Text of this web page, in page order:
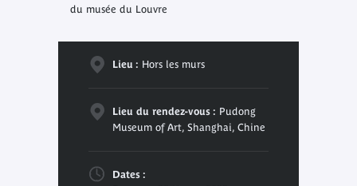
du musée du Louvre
Lieu : Hors les murs
Lieu du rendez-vous : Pudong
Museum of Art, Shanghai, Chine
Dates :